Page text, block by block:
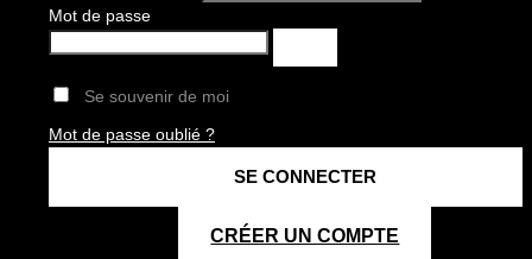
Mot de passe
Se souvenir de moi
Mot de passe oublié ?
CRÉER UN COMPTE